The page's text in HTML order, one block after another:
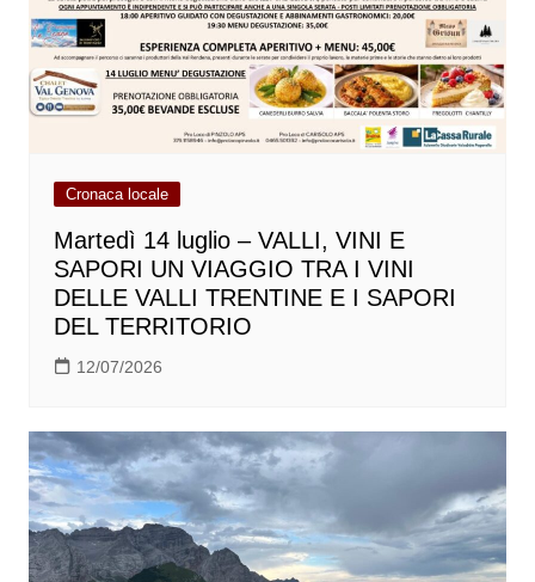
Cronaca locale
Martedì 14 luglio – VALLI, VINI E
SAPORI UN VIAGGIO TRA I VINI
DELLE VALLI TRENTINE E I SAPORI
DEL TERRITORIO
12/07/2026